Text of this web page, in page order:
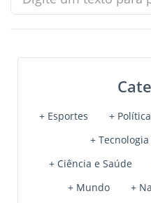
+ Esportes + Política
+ Tecnologia
+ Ciência e Saúde
+ Mundo
+